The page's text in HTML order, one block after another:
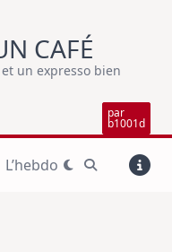
CAFÉ
un expresso bien
par
b1001d
L’hebdo